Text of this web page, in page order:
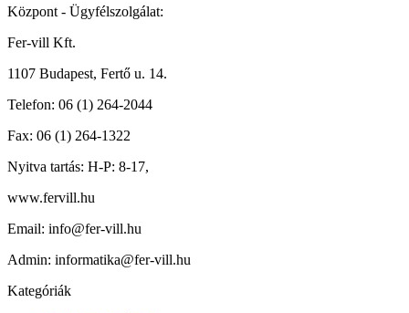
Központ - Ügyfélszolgálat:
Fer-vill Kft.
1107 Budapest, Fertő u. 14.
Telefon: 06 (1) 264-2044
Fax: 06 (1) 264-1322
Nyitva tartás: H-P: 8-17,
www.fervill.hu
Email: info@fer-vill.hu
Admin: informatika@fer-vill.hu
Kategóriák